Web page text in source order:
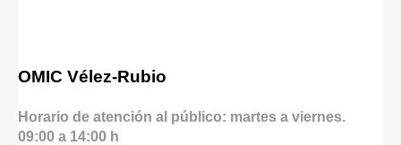
OMIC Vélez-Rubio
Horario de atención al público: martes a viernes.
09:00 a 14:00 h